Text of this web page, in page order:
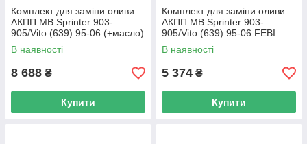
Комплект для заміни оливи
АКПП MB Sprinter 903-
905/Vito (639) 95-06 (+масло)
MEYLE 014 135 0211 UA62
В наявності
8 688 ₴
Купити
Комплект для заміни оливи
АКПП MB Sprinter 903-
905/Vito (639) 95-06 FEBI
BILSTEIN 171748 UA62
В наявності
5 374 ₴
Купити